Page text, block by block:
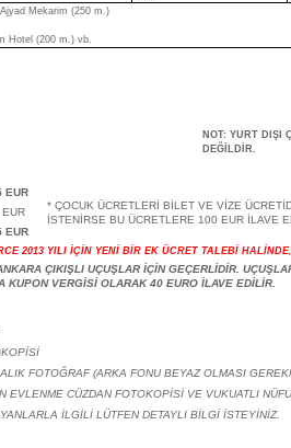
Ajyad Mekarim (250 m.)
Hotel (200 m.) vb.
NOT: YURT DIŞI
DEĞİLDİR.
EUR
* ÇOCUK ÜCRETLERİ BİLET VE VİZE
İSTENİRSE BU ÜCRETLERE 100 EUR İLAVE
EUR
2013 YILI İÇİN YENİ BİR EK ÜCRET TALEBİ
ÇIKIŞLI UÇUŞLAR İÇİN GEÇERLİDİR.
KUPON VERGİSİ OLARAK 40 EURO İLAVE EDİLİR.
FOTOĞRAF (ARKA FONU BEYAZ OLMASI
EVLENME CÜZDAN FOTOKOPİSİ VE VUKUATLI
İLGİLİ LÜTFEN DETAYLI BİLGİ İSTEYİNİZ.